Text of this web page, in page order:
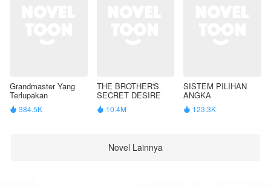
Grandmaster Yang
Terlupakan
 384.5K
THE BROTHER'S
SECRET DESIRE
 10.4M
SISTEM PILIHAN
ANGKA
 123.3K
Novel Lainnya